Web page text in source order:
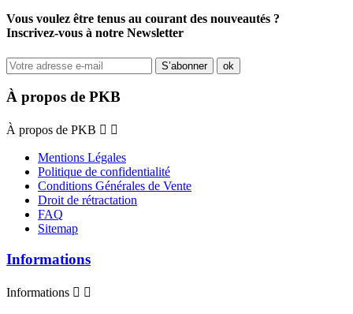
Vous voulez être tenus au courant des nouveautés ?
Inscrivez-vous à notre Newsletter
À propos de PKB
À propos de PKB  
Mentions Légales
Politique de confidentialité
Conditions Générales de Vente
Droit de rétractation
FAQ
Sitemap
Informations
Informations  